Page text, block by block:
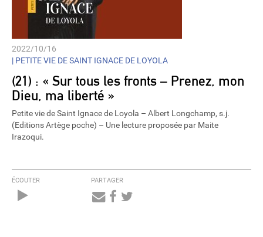
2022/10/16
| PETITE VIE DE SAINT IGNACE DE LOYOLA
(21) : « Sur tous les fronts – Prenez, mon
Dieu, ma liberté »
Petite vie de Saint Ignace de Loyola – Albert Longchamp, s.j.
(Editions Artège poche) – Une lecture proposée par Maite
Irazoqui.
ÉCOUTER PARTAGER